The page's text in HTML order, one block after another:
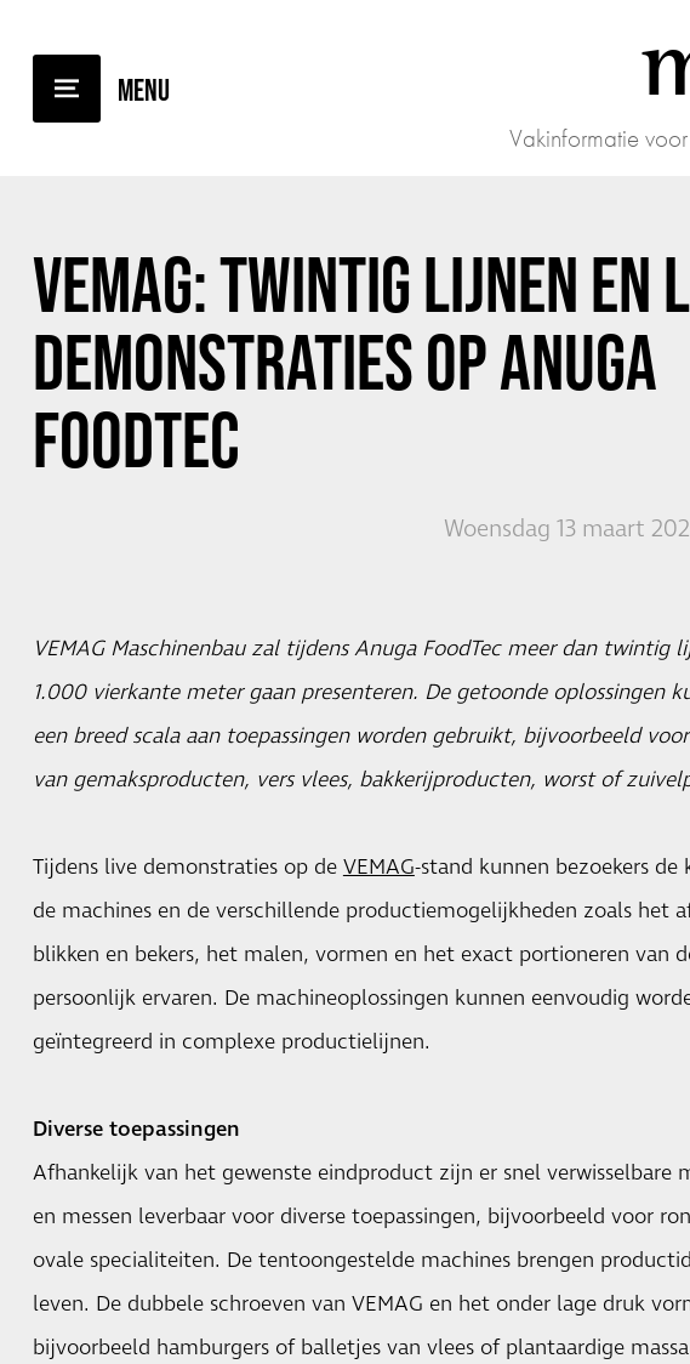
Vakinformatie
VEMAG: TWINTIG LIJNEN EN
DEMONSTRATIES OP ANUGA
FOODTEC
Woensdag 13 maart
VEMAG Maschinenbau zal tijdens Anuga FoodTec meer dan twintig
1.000 vierkante meter gaan presenteren. De getoonde oplossingen
een breed scala aan toepassingen worden gebruikt, bijvoorbeeld
van gemaksproducten, vers vlees, bakkerijproducten, worst of
Tijdens live demonstraties op de VEMAG-stand kunnen bezoekers
de machines en de verschillende productiemogelijkheden zoals het
blikken en bekers, het malen, vormen en het exact portioneren van
persoonlijk ervaren. De machineoplossingen kunnen eenvoudig
geïntegreerd in complexe productielijnen.
Diverse toepassingen
Afhankelijk van het gewenste eindproduct zijn er snel verwisselbare
en messen leverbaar voor diverse toepassingen, bijvoorbeeld voor
ovale specialiteiten. De tentoongestelde machines brengen
leven. De dubbele schroeven van VEMAG en het onder lage druk
bijvoorbeeld hamburgers of balletjes van vlees of plantaardige